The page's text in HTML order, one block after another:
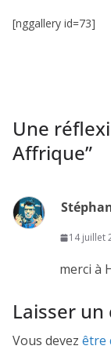
[nggallery id=73]
Une
Affrique”
14 juillet
merci à
Laisser
Vous devez être